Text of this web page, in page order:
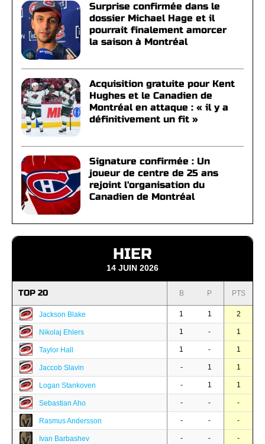
Surprise confirmée dans le
dossier Michael Hage et il
pourrait finalement amorcer
la saison à Montréal
Acquisition gratuite pour Kent
Hughes et le Canadien de
Montréal en attaque : « il y a
définitivement un fit »
Signature confirmée : Un
joueur de centre de 25 ans
rejoint l'organisation du
Canadien de Montréal
HIER
14 JUIN 2026
TOP 20 B P PTS
Jackson Blake 1 1 2
Nikolaj Ehlers 1 - 1
Taylor Hall 1 - 1
Jaccob Slavin - 1 1
Logan Stankoven - 1 1
Sebastian Aho - - -
Rasmus Andersson - - -
Ivan Barbashev - - -